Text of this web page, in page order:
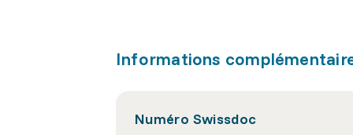
Informations
Numéro Swissdoc